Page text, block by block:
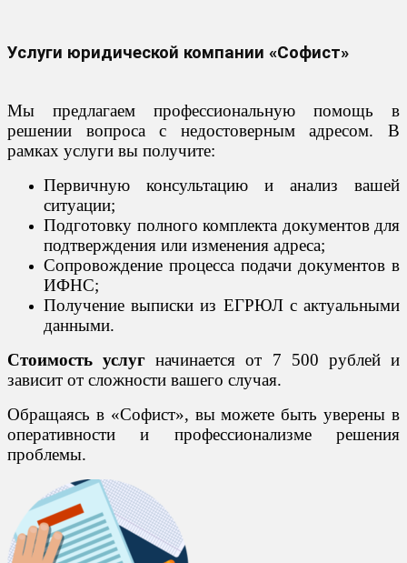
Услуги юридической компании «Софист»
Мы предлагаем профессиональную помощь в
решении вопроса с недостоверным адресом. В
рамках услуги вы получите:
Первичную консультацию и анализ вашей
ситуации;
Подготовку полного комплекта документов для
подтверждения или изменения адреса;
Сопровождение процесса подачи документов в
ИФНС;
Получение выписки из ЕГРЮЛ с актуальными
данными.
Стоимость услуг начинается от 7 500 рублей и
зависит от сложности вашего случая.
Обращаясь в «Софист», вы можете быть уверены в
оперативности и профессионализме решения
проблемы.